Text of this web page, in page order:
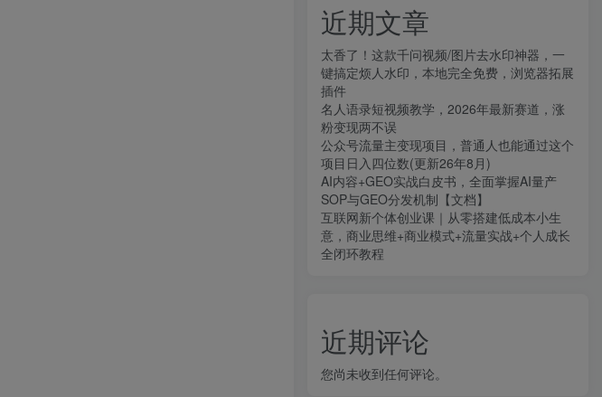
近期文章
太香了！这款千问视频/图片去水印神器，一
键搞定烦人水印，本地完全免费，浏览器拓展
插件
名人语录短视频教学，2026年最新赛道，涨
粉变现两不误
公众号流量主变现项目，普通人也能通过这个
项目日入四位数(更新26年8月)
AI内容+GEO实战白皮书，全面掌握AI量产
SOP与GEO分发机制【文档】
互联网新个体创业课｜从零搭建低成本小生
意，商业思维+商业模式+流量实战+个人成长
全闭环教程
近期评论
您尚未收到任何评论。